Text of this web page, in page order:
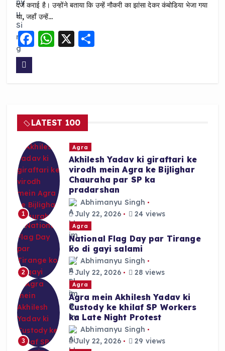
दर्ज कराई है। उन्होंने बताया कि उन्हें नौकरी का झांसा देकर कंबोडिया भेजा गया
था, जहाँ उन्हें…
F
o
o
k
W
p
p
X S
LATEST 100
1
Agra
Akhilesh Yadav ki giraftari ke
virodh mein Agra ke Bijlighar
Chauraha par SP ka
pradarshan
Abhimanyu Singh
July 22, 2026
24 views
2
Agra
National Flag Day par Tirange
ko di gayi salami
Abhimanyu Singh
July 22, 2026
28 views
3
Agra
Agra mein Akhilesh Yadav ki
Custody ke khilaf SP Workers
ka Late Night Protest
Abhimanyu Singh
July 22, 2026
29 views